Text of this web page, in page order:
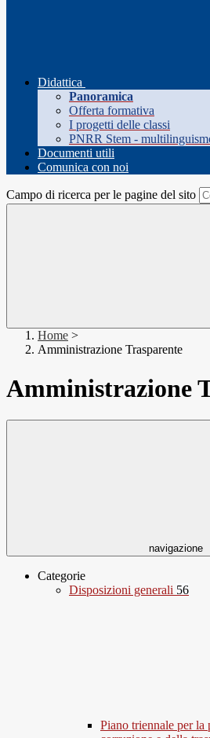
Didattica
Panoramica
Offerta formativa
I progetti delle classi
PNRR Stem -
Documenti utili
Comunica con noi
Campo di ricerca per le pagine del sito
Home >
Amministrazione Trasparente
Amministrazione
navigazione
Categorie
Disposizioni generali 56
Piano triennale per la